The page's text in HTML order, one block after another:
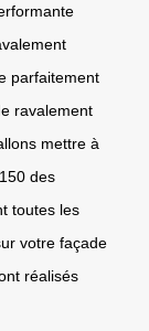
parfaitement
ravalement
mettre à
des
toutes les
votre façade
réalisés